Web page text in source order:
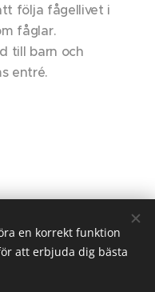
följa fågellivet i
fåglar.
till barn och
entré.
reserverade
en korrekt funktion
att erbjuda dig bästa